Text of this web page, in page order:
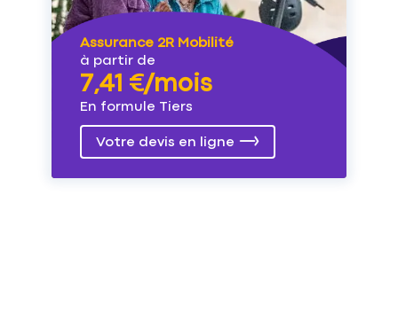
Assurance 2R Mobilité
à partir de
7,41 €/mois
En formule Tiers
Votre devis en ligne